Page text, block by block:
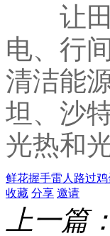
让田
电、行
清洁能
坦、沙
光热和
鲜花握手雷人 路过鸡
收藏 分享 邀请
上一篇：